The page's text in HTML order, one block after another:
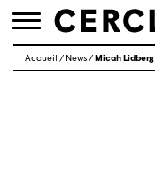
Toggle
Accueil / News/ Micah Lidberg